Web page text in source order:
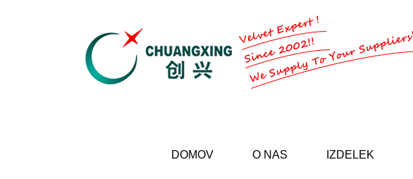
DOMOV O NAS IZDELEK